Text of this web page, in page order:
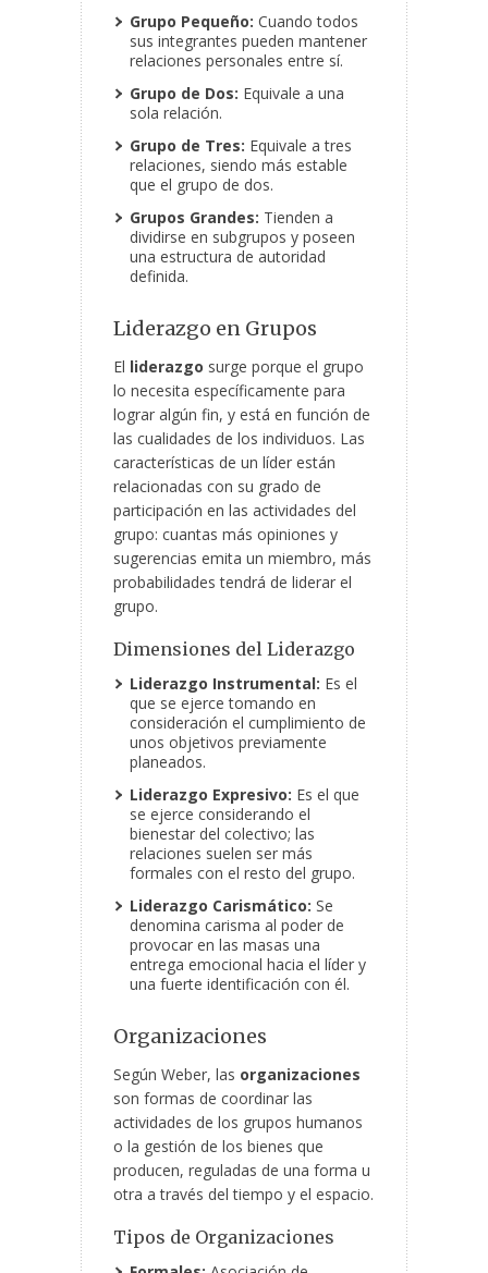
Grupo Pequeño: Cuando todos
sus integrantes pueden mantener
relaciones personales entre sí.
Grupo de Dos: Equivale a una
sola relación.
Grupo de Tres: Equivale a tres
relaciones, siendo más estable
que el grupo de dos.
Grupos Grandes: Tienden a
dividirse en subgrupos y poseen
una estructura de autoridad
definida.
Liderazgo en Grupos
El liderazgo surge porque el grupo
lo necesita específicamente para
lograr algún fin, y está en función de
las cualidades de los individuos. Las
características de un líder están
relacionadas con su grado de
participación en las actividades del
grupo: cuantas más opiniones y
sugerencias emita un miembro, más
probabilidades tendrá de liderar el
grupo.
Dimensiones del Liderazgo
Liderazgo Instrumental: Es el
que se ejerce tomando en
consideración el cumplimiento de
unos objetivos previamente
planeados.
Liderazgo Expresivo: Es el que
se ejerce considerando el
bienestar del colectivo; las
relaciones suelen ser más
formales con el resto del grupo.
Liderazgo Carismático: Se
denomina carisma al poder de
provocar en las masas una
entrega emocional hacia el líder y
una fuerte identificación con él.
Organizaciones
Según Weber, las organizaciones
son formas de coordinar las
actividades de los grupos humanos
o la gestión de los bienes que
producen, reguladas de una forma u
otra a través del tiempo y el espacio.
Tipos de Organizaciones